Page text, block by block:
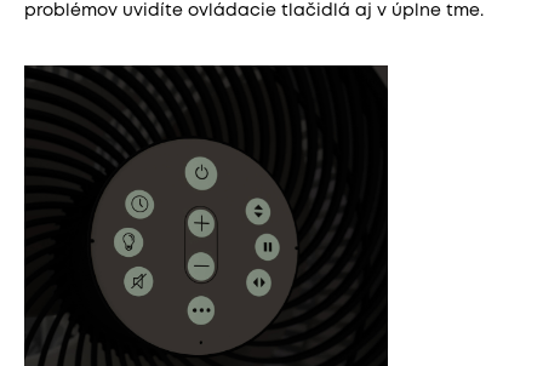
problémov uvidíte ovládacie tlačidlá aj v úplne tme.